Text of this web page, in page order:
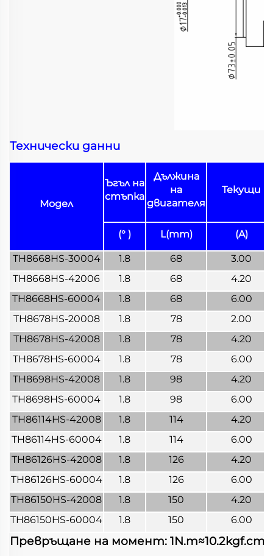
Технически данни
Модел
Ъгъл на
стъпка
Дължина
на
двигателя
Текущи
(° ) L(mm) (A)
TH8668HS-30004 1.8 68
3.00
TH8668HS-42006
1.8 68
4.20
TH8668HS-60004
1.8 68
6.00
TH8678HS-20008
1.8 78
2.00
TH8678HS-42008
1.8 78
4.20
TH8678HS-60004
1.8 78
6.00
TH8698HS-42008
1.8 98
4.20
TH8698HS-60004
1.8 98
6.00
TH86114HS-42008
1.8 114
4.20
TH86114HS-60004
1.8 114
6.00
TH86126HS-42008
1.8 126
4.20
TH86126HS-60004
1.8 126
6.00
TH86150HS-42008
1.8 150
4.20
TH86150HS-60004
1.8 150 6.00
Превръщане на момент: